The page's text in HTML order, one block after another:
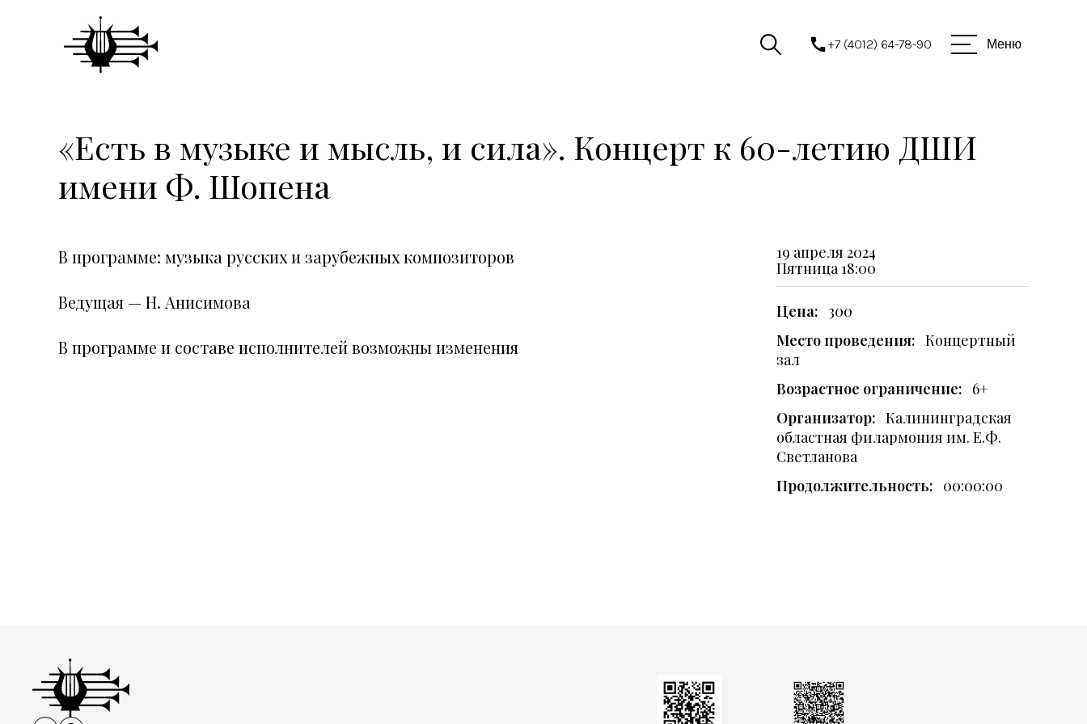
+7 (4012) 64-78-90 Меню
«Есть в музыке и мысль, и сила». Концерт к 60-летию ДШИ
имени Ф. Шопена
В программе: музыка русских и зарубежных композиторов
Ведущая — Н. Анисимова
В программе и составе исполнителей возможны изменения
19 апреля 2024
Пятница 18:00
Цена: 300
Место проведения: Концертный
зал
Возрастное ограничение: 6+
Организатор: Калининградская
областная филармония им. Е.Ф.
Светланова
Продолжительность: 00:00:00